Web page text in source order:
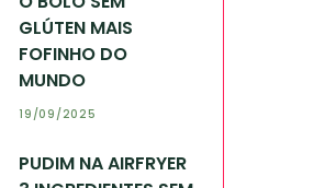
GLÚTEN MAIS
FOFINHO DO
MUNDO
19/09/2025
PUDIM NA AIRFRYER